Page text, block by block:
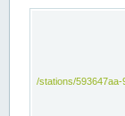
/stations/